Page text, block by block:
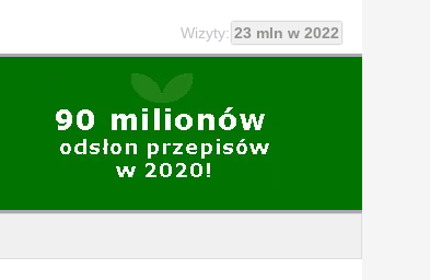
Wizyty: 23 mln w 2022